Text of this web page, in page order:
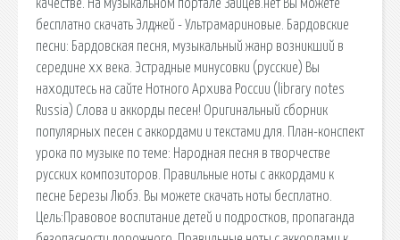
качестве. На музыкальном портале Зайцев.нет Вы можете
бесплатно скачать Элджей - Ультрамариновые. Бардовские
песни: Бардовская песня, музыкальный жанр возникший в
середине xx века. Эстрадные минусовки (русские) Вы
находитесь на сайте Нотного Архива России (library notes
Russia) Слова и аккорды песен! Оригинальный сборник
популярных песен с аккордами и текстами для. План-конспект
урока по музыке по теме: Народная песня в творчестве
русских композиторов. Правильные ноты с аккордами к
песне Березы Любэ. Вы можете скачать ноты бесплатно.
Цель:Правовое воспитание детей и подростков, пропаганда